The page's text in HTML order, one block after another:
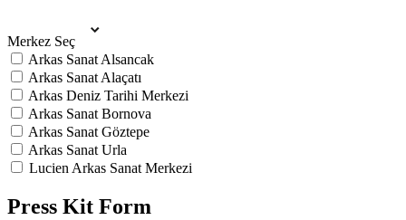
Merkez Seç
Arkas Sanat Alsancak
Arkas Sanat Alaçatı
Arkas Deniz Tarihi Merkezi
Arkas Sanat Bornova
Arkas Sanat Göztepe
Arkas Sanat Urla
Lucien Arkas Sanat Merkezi
Press Kit Form